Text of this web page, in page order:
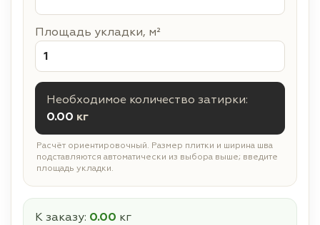
Площадь укладки, м²
Необходимое количество затирки:
0.00 кг
Расчёт ориентировочный. Размер плитки и ширина шва
подставляются автоматически из выбора выше; введите
площадь укладки.
К заказу: 0.00 кг